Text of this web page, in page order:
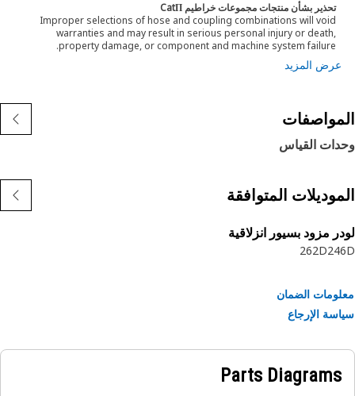
تحذير بشأن منتجات مجموعات خراطيم CatΠ
Improper selections of hose and coupling combinations will void
warranties and may result in serious personal injury or death,
property damage, or component and machine system failure.
عرض المزيد
القياس
المتوافقة
مزود بسيور انزلاقية
262D
الضمان
الإرجاع
Parts Diagrams